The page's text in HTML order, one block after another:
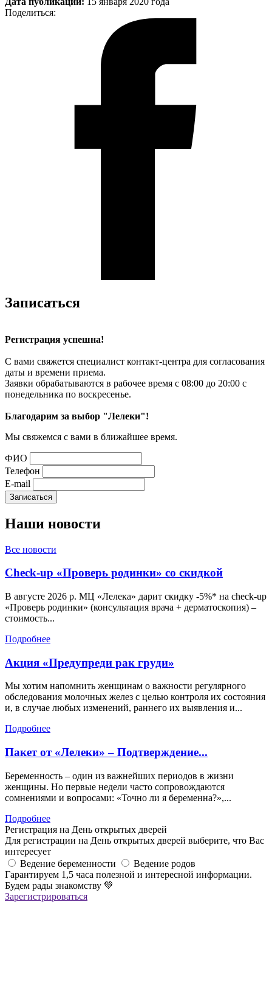
Поделиться:
Записаться
Регистрация успешна!
С вами свяжется специалист контакт-центра для согласования
даты и времени приема.
Заявки обрабатываются в рабочее время с 08:00 до 20:00 с
понедельника по воскресенье.
Благодарим за выбор "Лелеки"!
Мы свяжемся с вами в ближайшее время.
ФИО
Телефон
E-mail
Наши новости
Все новости
Check-up «Проверь родинки» со скидкой
В августе 2026 р. МЦ «Лелека» дарит скидку -5%* на check-up
«Проверь родинки» (консультация врача + дерматоскопия) –
стоимость...
Подробнее
Акция «Предупреди рак груди»
Мы хотим напомнить женщинам о важности регулярного
обследования молочных желез с целью контроля их состояния
и, в случае любых изменений, раннего их выявления и...
Подробнее
Пакет от «Лелеки» – Подтверждение...
Беременность – один из важнейших периодов в жизни
женщины. Но первые недели часто сопровождаются
сомнениями и вопросами: «Точно ли я беременна?»,...
Подробнее
Регистрация на День открытых дверей
Для регистрации на День открытых дверей выберите, что Вас
интересует
Ведение беременности
Ведение родов
Гарантируем 1,5 часа полезной и интересной информации.
Будем рады знакомству 💚
Зарегистрироваться